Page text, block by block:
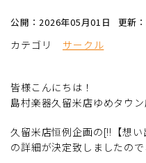
公開：2026年05月01日 更新
カテゴリ サークル
皆様こんにちは！
島村楽器久留米店ゆめタウン
久留米店恒例企画の[!!【想
の詳細が決定致しましたので